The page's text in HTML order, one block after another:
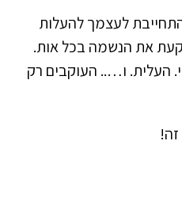
לעצמך להעלות
את הנשמה בכל אות.
העלית. ו….. העוקבים רק